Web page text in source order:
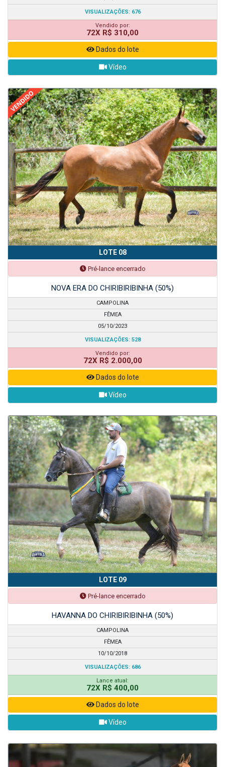
VISUALIZAÇÕES: 676
Vendido por:
72X R$ 310,00
Dados do lote
Vídeo
LOTE 08
Pré-lance encerrado
NOVA ERA DO CHIRIBIRIBINHA (50%)
CAMPOLINA
FÊMEA
05/10/2023
VISUALIZAÇÕES: 528
Vendido por:
72X R$ 2.000,00
Dados do lote
Vídeo
LOTE 09
Pré-lance encerrado
HAVANNA DO CHIRIBIRIBINHA (50%)
CAMPOLINA
FÊMEA
10/10/2018
VISUALIZAÇÕES: 686
Lance atual:
72X R$ 400,00
Dados do lote
Vídeo